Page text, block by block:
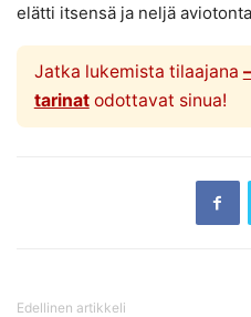
elätti itsensä ja neljä
Jatka lukemista tilaajana
tarinatodottavat sinua!
Edellinen artikkeli